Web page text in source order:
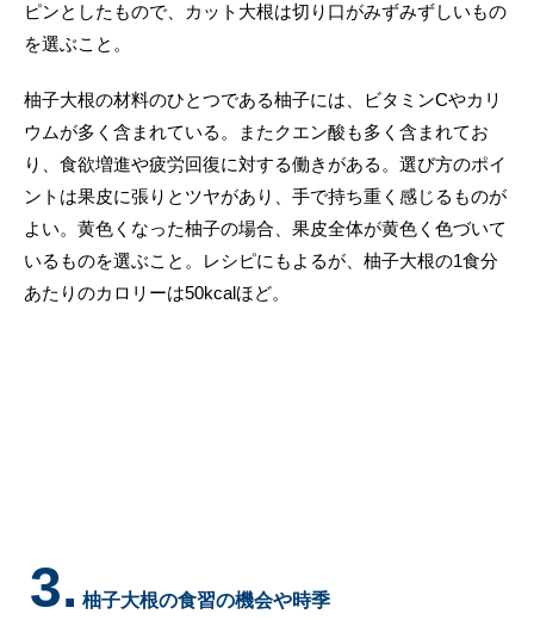
ピンとしたもので、カット大根は切り口がみずみずしいもの
を選ぶこと。
柚子大根の材料のひとつである柚子には、ビタミンCやカリ
ウムが多く含まれている。またクエン酸も多く含まれてお
り、食欲増進や疲労回復に対する働きがある。選び方のポイ
ントは果皮に張りとツヤがあり、手で持ち重く感じるものが
よい。黄色くなった柚子の場合、果皮全体が黄色く色づいて
いるものを選ぶこと。レシピにもよるが、柚子大根の1食分
あたりのカロリーは50kcalほど。
3. 柚子大根の食習の機会や時季